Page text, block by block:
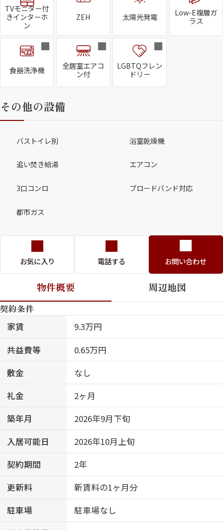
TVモニター付
きインターホ
ン
ZEH 太陽光発電
Low-E複層ガ
ラス
食器洗浄機
全居室エアコ
ン付
LGBTQフレン
ドリー
その他の設備
バストイレ別 浴室乾燥機
追い焚き給湯 エアコン
3口コンロ ブロードバンド対応
都市ガス
お気に入り 電話する お問い合わせ
物件概要 周辺地図
契約条件
家賃
9.3万円
共益費等
0.65万円
敷金
なし
礼金
2ヶ月
築年月
2026年9月下旬
入居可能日
2026年10月上旬
契約期間
2年
更新料
新賃料の1ヶ月分
駐車場
駐車場なし